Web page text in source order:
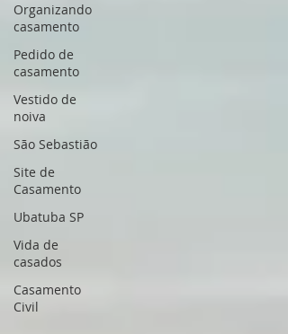
Organizando
casamento
Pedido de
casamento
Vestido de
noiva
São Sebastião
Site de
Casamento
Ubatuba SP
Vida de
casados
Casamento
Civil